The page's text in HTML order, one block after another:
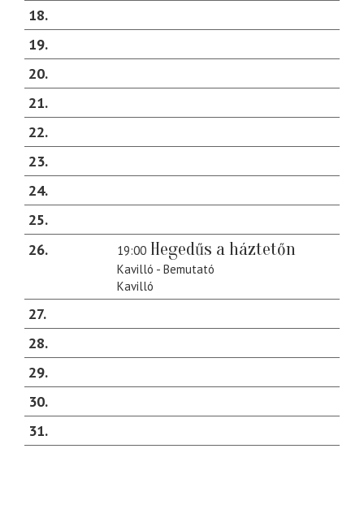
18
19
20
21
22
23
24
25
26
19:00 Hegedűs a háztetőn
Kavilló - Bemutató
Kavilló
27
28
29
30
31